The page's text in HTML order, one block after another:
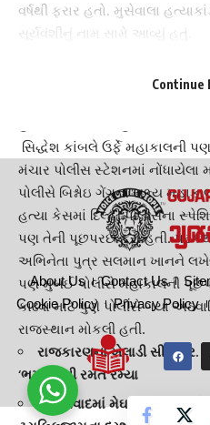
વર્ષથી ફરાર હતો. મુસેવાલા
સૂર્યવંશીનું નામ સામે આવ્યું હતું.
સિદ્ધેશ કાંબલે ઉર્ફે મહાકાલની
મંચાર પોલીસ સ્ટેશનમાં નોંધાયેલા
પોલીસે બિશ્નોઇ ગેંગના સભ્ય
હત્યા કેસમાં દિલ્હી પોલીસના
પણ તેની પૂછપરછ કરી હતી.
અભિનેતા પુત્ર સલમાન ખાનને
પણ મુંબઈ પોલીસે મહાકાલની
કાઢવા માટે પુણે પોલીસે ગયા
રાજસ્થાન મોકલી હતી.
રાજકારણના ખેલાડી સી. આર.
‘ભમરડા’ની રમત રમ્યા
અમદાવાદમાં મેઘરાજાની
Continue
About Us Contact Us
Cookie Policy
Privacy Policy